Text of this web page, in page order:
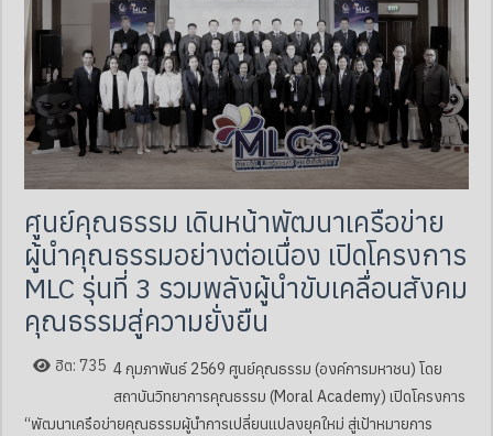
ศูนย์คุณธรรม เดินหน้าพัฒนาเครือข่าย
ผู้นำคุณธรรมอย่างต่อเนื่อง เปิดโครงการ
MLC รุ่นที่ 3 รวมพลังผู้นำขับเคลื่อนสังคม
คุณธรรมสู่ความยั่งยืน
ฮิต: 735 4 กุมภาพันธ์ 2569 ศูนย์คุณธรรม (องค์การมหาชน) โดย
สถาบันวิทยาการคุณธรรม (Moral Academy) เปิดโครงการ
“พัฒนาเครือข่ายคุณธรรมผู้นำการเปลี่ยนแปลงยุคใหม่ สู่เป้าหมายการ